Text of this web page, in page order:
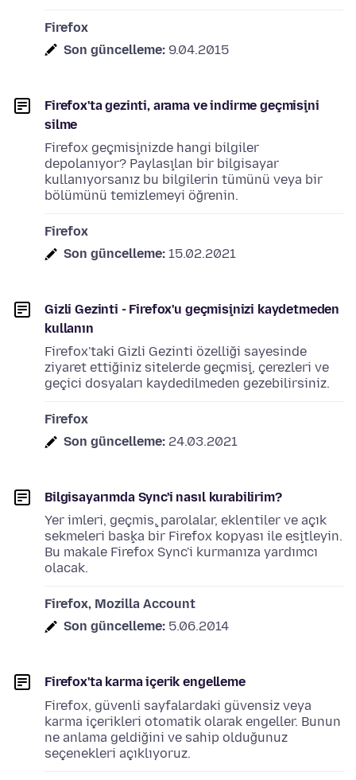
Firefox
Son güncelleme: 9.04.2015
Firefox'ta gezinti, arama ve indirme geçmişini
silme
Firefox geçmişinizde hangi bilgiler
depolanıyor? Paylaşılan bir bilgisayar
kullanıyorsanız bu bilgilerin tümünü veya bir
bölümünü temizlemeyi öğrenin.
Firefox
Son güncelleme: 15.02.2021
Gizli Gezinti - Firefox'u geçmişinizi kaydetmeden
kullanın
Firefox'taki Gizli Gezinti özelliği sayesinde
ziyaret ettiğiniz sitelerde geçmişi, çerezleri ve
geçici dosyaları kaydedilmeden gezebilirsiniz.
Firefox
Son güncelleme: 24.03.2021
Bilgisayarımda Sync'i nasıl kurabilirim?
Yer imleri, geçmiş, parolalar, eklentiler ve açık
sekmeleri başka bir Firefox kopyası ile eşitleyin.
Bu makale Firefox Sync'i kurmanıza yardımcı
olacak.
Firefox, Mozilla Account
Son güncelleme: 5.06.2014
Firefox'ta karma içerik engelleme
Firefox, güvenli sayfalardaki güvensiz veya
karma içerikleri otomatik olarak engeller. Bunun
ne anlama geldiğini ve sahip olduğunuz
seçenekleri açıklıyoruz.